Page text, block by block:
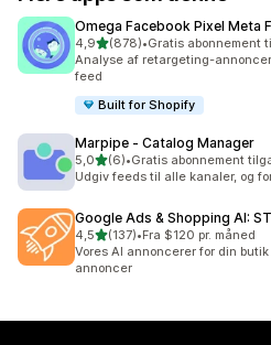
Omega Facebook Pixel Meta
4,9ud af 5 stjerner
(878)
878 anmeldelser i alt
•Gratis abonnement
Analyse af retargeting-
feed
Built for Shopify
Marpipe ‑ Catalog Manager
5,0ud af 5 stjerner
(6)
6 anmeldelser i alt
•Gratis abonnement
Udgiv feeds til alle kanaler, og
Google Ads & Shopping AI: ST
4,5ud af 5 stjerner
(137)
137 anmeldelser i alt
•Fra $120 pr. måned
Vores AI annoncerer for din
annoncer